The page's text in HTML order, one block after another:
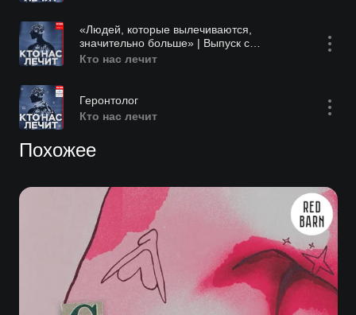
«Людей, которые вылечиваются,
значительно больше» | Выпуск с
онкологом
Кто нас лечит
Геронтолог
Кто нас лечит
Похожее